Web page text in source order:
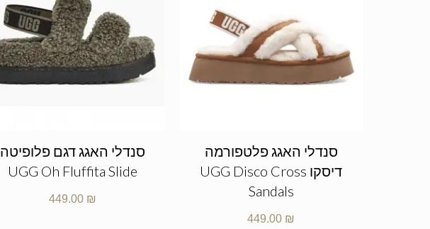
סנדלי האגג פלטפורמה
דיסקו UGG Disco Cross
Sandals
449.00 ₪
סנדלי האגג דגם פלופיטה
UGG Oh Fluffita Slide
449.00 ₪